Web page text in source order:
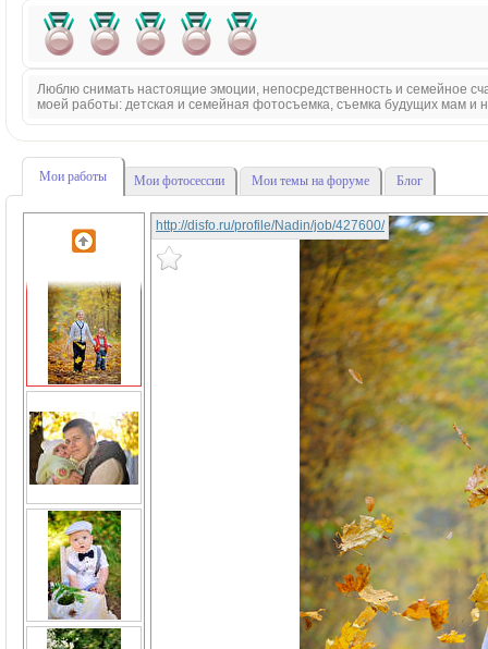
Люблю снимать настоящие эмоции, непосредственность и семейное
моей работы: детская и семейная фотосъемка, съемка будущих мам
Мои работы Мои фотосессии Мои темы на форуме Блог
http://disfo.ru/profile/Nadin/job/427600/